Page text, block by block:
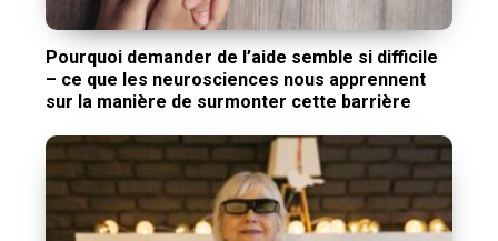
Pourquoi demander de l’aide semble si difficile
– ce que les neurosciences nous apprennent
sur la manière de surmonter cette barrière